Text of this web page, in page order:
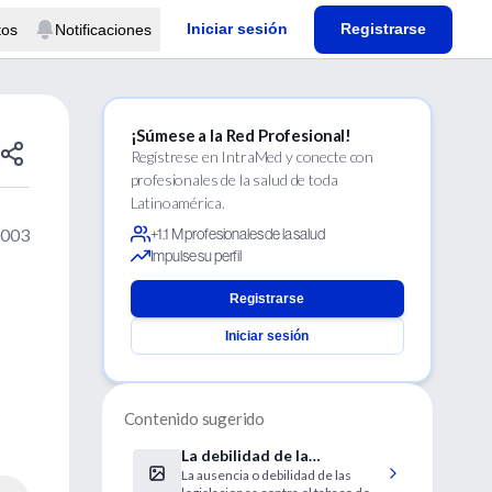
Notificaciones Iniciar sesión Registrarse
¡Súmese a la Red Profesional!
Regístrese en IntraMed y conecte con
profesionales de la salud de toda
Latinoamérica.
+1.1 M profesionales de la salud
Impulse su perfil
Registrarse
Iniciar sesión
Contenido sugerido
La debilidad de la
legislación antitabáquica
La ausencia o debilidad de las